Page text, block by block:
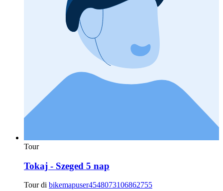
Tour
Tokaj - Szeged 5 nap
Tour di bikemapuser4548073106862755